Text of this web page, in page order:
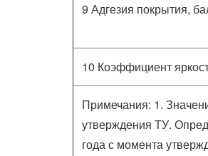
9 Адгезия покрытия,
10 Коэффициент
Примечания: 1.
утверждения ТУ.
года с момента